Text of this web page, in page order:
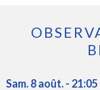
Sam. 8 août. - 21:05